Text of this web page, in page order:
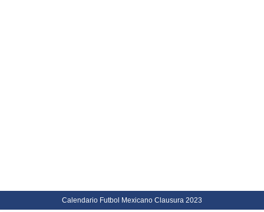
Calendario Futbol Mexicano Clausura 2023